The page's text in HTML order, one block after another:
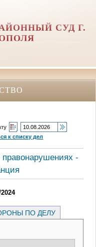
СУД Г.
к списку дел
-
ПО ДЕЛУ